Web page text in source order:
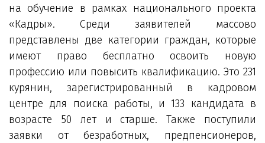
на обучение в рамках национального проекта
«Кадры». Среди заявителей массово
представлены две категории граждан, которые
имеют право бесплатно освоить новую
профессию или повысить квалификацию. Это 231
курянин, зарегистрированный в кадровом
центре для поиска работы, и 133 кандидата в
возрасте 50 лет и старше. Также поступили
заявки от безработных, предпенсионеров,